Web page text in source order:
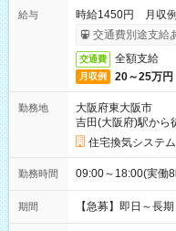
給与
時給1450円 月収
交通費別途支給
交通費 全額支給
月収例 20～25万円
勤務地
大阪府東大阪市
吉田(大阪府)駅から
住宅換気システ
勤務時間 09:00～18:00(実
期間 【急募】即日～長